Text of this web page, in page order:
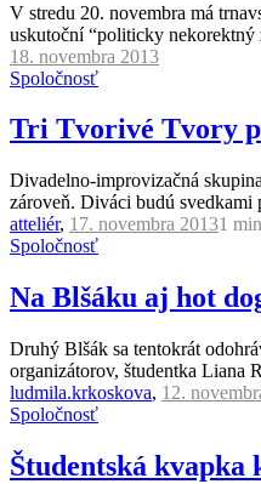
V stredu 20. novembra má
uskutoční “politicky nekorektný
18. novembra 2013
Spoločnosť
Tri Tvorivé Tvory
Divadelno-improvizačná
zároveň. Diváci budú svedkami
atteliér, 17. novembra 20131 min
Spoločnosť
Na Blšáku aj hot
Druhý Blšák sa tentokrát
organizátorov, študentka Liana
ludmila.krkoskova, 12.
Spoločnosť
Študentská